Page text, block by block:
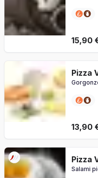
15,90
Pizza
13,90
Pizza
Salami